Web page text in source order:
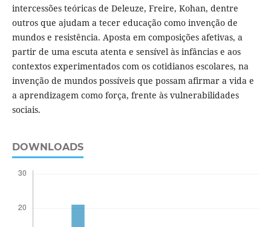
intercessões teóricas de Deleuze, Freire, Kohan, dentre
outros que ajudam a tecer educação como invenção de
mundos e resistência. Aposta em composições afetivas, a
partir de uma escuta atenta e sensível às infâncias e aos
contextos experimentados com os cotidianos escolares, na
invenção de mundos possíveis que possam afirmar a vida e
a aprendizagem como força, frente às vulnerabilidades
sociais.
DOWNLOADS